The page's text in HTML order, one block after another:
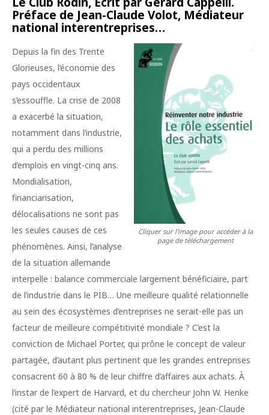
Préface de Jean-Claude Volot, Médiateur
national interentreprises…
Cliquer sur l’image pour accéder à la
page de téléchargement
Depuis la fin des Trente
Glorieuses, l’économie des
pays occidentaux
s’essouffle. La crise de 2008
a exacerbé la situation,
notamment dans l’industrie,
qui a perdu des millions
d’emplois en vingt-cinq ans.
Mondialisation,
financiarisation,
délocalisations ne sont pas
les seules causes de ces
phénomènes. Ainsi, l’analyse
de la situation allemande
interpelle : balance commerciale largement bénéficiaire, part
de l’industrie dans le PIB… Une meilleure qualité relationnelle
au sein des écosystèmes d’entreprises ne serait-elle pas un
facteur de meilleure compétitivité mondiale ? C’est la
conviction de Michael Porter, qui prône le concept de valeur
partagée, d’autant plus pertinent que les grandes entreprises
consacrent 60 à 80 % de leur chiffre d’affaires aux achats. À
l’instar de l’expert de Harvard, et du chercheur John W. Henke
(cité par le Médiateur national interentreprises, Jean-Claude